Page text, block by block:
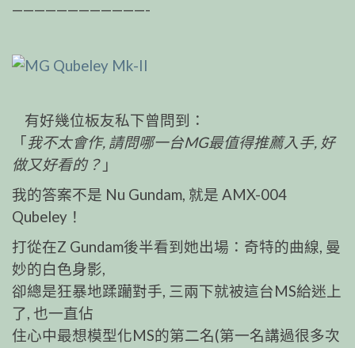
————————————-
有好幾位板友私下曾問到：
「我不太會作, 請問哪一台MG最值得推薦入手, 好
做又好看的？ 」
我的答案不是 Nu Gundam, 就是 AMX-004
Qubeley！
打從在Z Gundam後半看到她出場：奇特的曲線, 曼
妙的白色身影,
卻總是狂暴地蹂躪對手, 三兩下就被這台MS給迷上
了, 也一直佔
住心中最想模型化MS的第二名(第一名講過很多次